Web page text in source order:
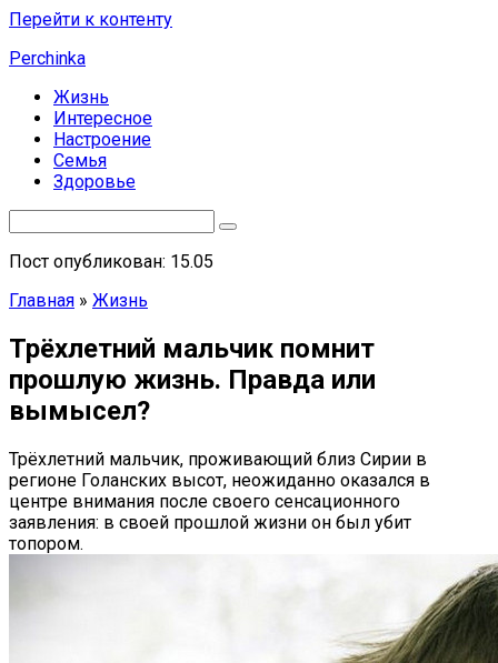
Перейти к контенту
Perchinka
Жизнь
Интересное
Настроение
Семья
Здоровье
Пост опубликован: 15.05
Главная » Жизнь
Трёхлетний мальчик помнит
прошлую жизнь. Правда или
вымысел?
Трёхлетний мальчик, проживающий близ Сирии в
регионе Голанских высот, неожиданно оказался в
центре внимания после своего сенсационного
заявления: в своей прошлой жизни он был убит
топором.